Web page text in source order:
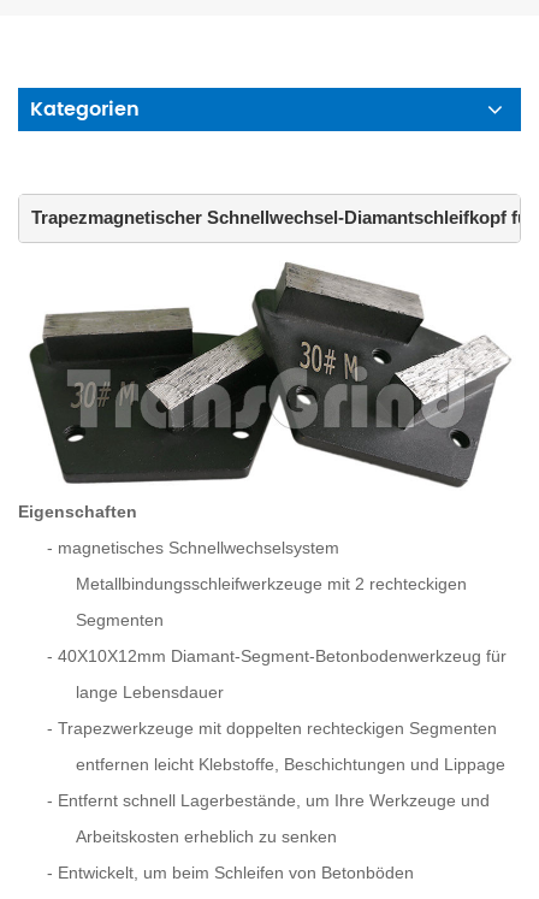
Kategorien
Trapezmagnetischer Schnellwechsel-Diamantschleifkopf
Eigenschaften
- magnetisches Schnellwechselsystem
Metallbindungsschleifwerkzeuge mit 2 rechteckigen
Segmenten
- 40X10X12mm Diamant-Segment-Betonbodenwerkzeug für
lange Lebensdauer
- Trapezwerkzeuge mit doppelten rechteckigen Segmenten
entfernen leicht Klebstoffe, Beschichtungen und Lippage
- Entfernt schnell Lagerbestände, um Ihre Werkzeuge und
Arbeitskosten erheblich zu senken
- Entwickelt, um beim Schleifen von Betonböden